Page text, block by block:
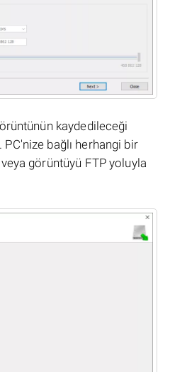
kaydedileceği
bağlı herhangi bir
görüntüyü FTP yoluyla